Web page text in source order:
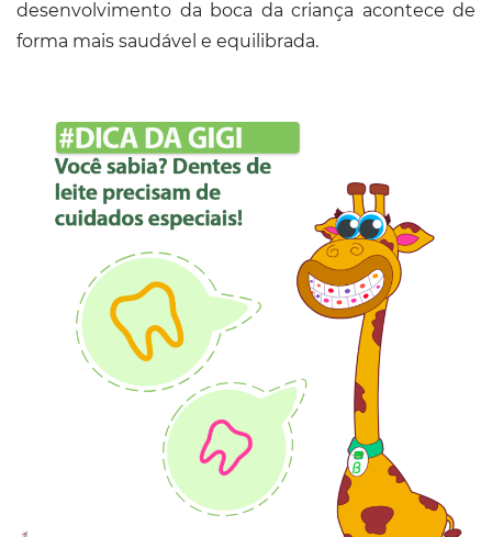
desenvolvimento da boca da criança acontece de
forma mais saudável e equilibrada.